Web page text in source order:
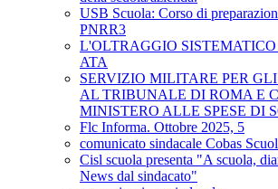
USB Scuola: Corso di
PNRR3
L'OLTRAGGIO
ATA
SERVIZIO MILITARE PER
AL TRIBUNALE DI ROMA E
MINISTERO ALLE SPESE DI
Flc Informa. Ottobre 2025, 5
comunicato sindacale Cobas
Cisl scuola presenta "A scuola,
News dal sindacato"